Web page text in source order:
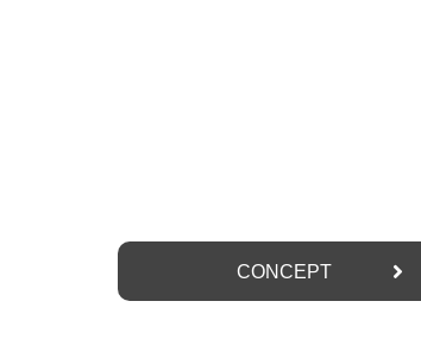
CONCEPT